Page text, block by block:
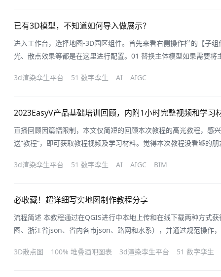
已有3D模型，不知道如何导入做展示？
进入工作台，选择地图-3D园区组件。首先来看右侧操作栏的【子
光、散点效果等都是在这里进行配置。01 替换主体模型如果需要
改：可以替换成素材广场中提供的官方模型我以“更改”模型为例，
3d渲染孪生平台 51 数字孪生 AI AIGC
2023EasyV产品基础培训回顾，内附1小时完整视频和学习
直播回顾因篇幅限制，本文仅简短的回顾本次教程的高光教程，感
送”教程“，即可获取教程视频及学习材料。觉得本次教程没看够的
一款电器，最好还是先浏览一遍产品说明书，防止之后的踩坑~当
3d渲染孪生平台 51 数字孪生 AI AIGC BIM
必收藏！超详细写实地图制作教程分享
流程简述 本教程通过在QGIS进行中本地上传和在线下载两种方式
图、浙江省json、省内各市json、路网和水系），并通过规范操作
孪生可视化平台（easyv.cloud），完成地图组件的搭建配置，及交
3D散点图 100% 堆叠酒吧图表 3d渲染孪生平台 51 数字孪生